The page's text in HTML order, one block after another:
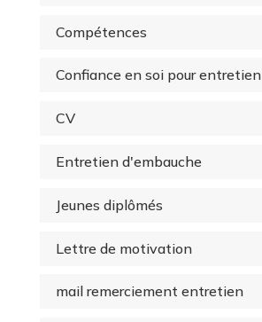
Compétences
Confiance en soi pour entretien
CV
Entretien d'embauche
Jeunes diplômés
Lettre de motivation
mail remerciement entretien